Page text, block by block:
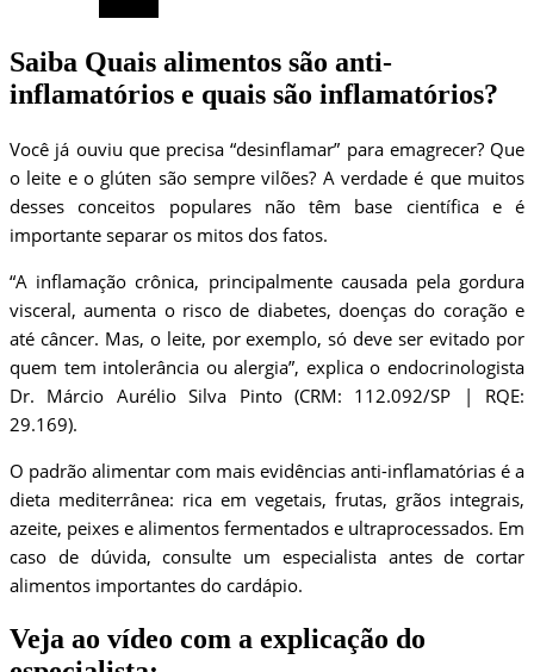
Saiba Quais alimentos são anti-
inflamatórios e quais são inflamatórios?
Você já ouviu que precisa “desinflamar” para emagrecer? Que
o leite e o glúten são sempre vilões? A verdade é que muitos
desses conceitos populares não têm base científica e é
importante separar os mitos dos fatos.
“A inflamação crônica, principalmente causada pela gordura
visceral, aumenta o risco de diabetes, doenças do coração e
até câncer. Mas, o leite, por exemplo, só deve ser evitado por
quem tem intolerância ou alergia”, explica o endocrinologista
Dr. Márcio Aurélio Silva Pinto (CRM: 112.092/SP | RQE:
29.169).
O padrão alimentar com mais evidências anti-inflamatórias é a
dieta mediterrânea: rica em vegetais, frutas, grãos integrais,
azeite, peixes e alimentos fermentados e ultraprocessados. Em
caso de dúvida, consulte um especialista antes de cortar
alimentos importantes do cardápio.
Veja ao vídeo com a explicação do